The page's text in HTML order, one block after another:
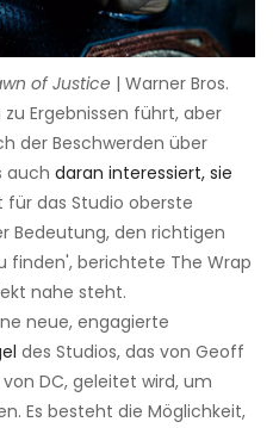
of Justice | Warner Bros.
Ergebnissen führt, aber
der Beschwerden über
auch daran interessiert, sie
für das Studio oberste
Bedeutung, den richtigen
finden', berichtete The Wrap
nahe steht.
neue, engagierte
des Studios, das von Geoff
DC, geleitet wird, um
Es besteht die Möglichkeit,